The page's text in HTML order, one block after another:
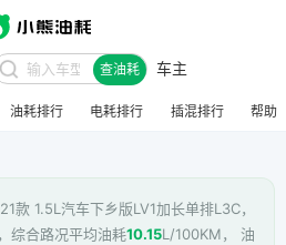
查油耗 车主
油耗排行 电耗排行 插混排行 帮助
款 1.5L汽车下乡版LV1加长单排L3C，
综合路况平均油耗10.15L/100KM， 油